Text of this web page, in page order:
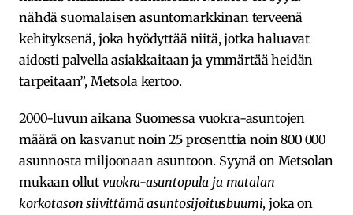
nähdä suomalaisen asuntomarkkinan terveenä
kehityksenä, joka hyödyttää niitä, jotka haluavat
aidosti palvella asiakkaitaan ja ymmärtää heidän
tarpeitaan”, Metsola kertoo.
2000-luvun aikana Suomessa vuokra-asuntojen
määrä on kasvanut noin 25 prosenttia noin 800 000
asunnosta miljoonaan asuntoon. Syynä on Metsolan
mukaan ollut vuokra-asuntopula ja matalan
korkotason siivittämä asuntosijoitusbuumi, joka on